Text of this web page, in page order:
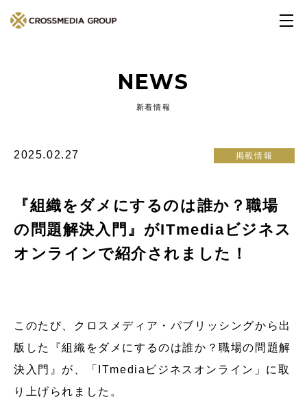
NEWS
新着情報
2025.02.27 掲載情報
『組織をダメにするのは誰か？職場
の問題解決入門』がITmediaビジネス
オンラインで紹介されました！
このたび、クロスメディア・パブリッシングから出
版した『組織をダメにするのは誰か？職場の問題解
決入門』が、「ITmediaビジネスオンライン」に取
り上げられました。